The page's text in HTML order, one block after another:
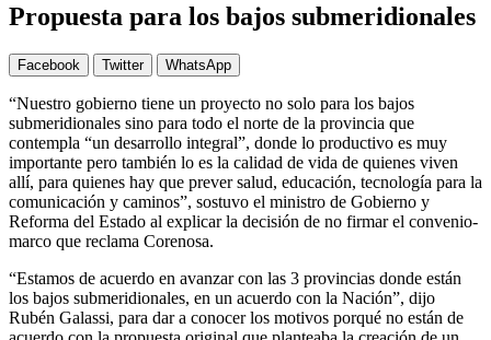
Propuesta para los bajos submeridionales
Facebook Twitter WhatsApp
“Nuestro gobierno tiene un proyecto no solo para los bajos
submeridionales sino para todo el norte de la provincia que
contempla “un desarrollo integral”, donde lo productivo es muy
importante pero también lo es la calidad de vida de quienes viven
allí, para quienes hay que prever salud, educación, tecnología para la
comunicación y caminos”, sostuvo el ministro de Gobierno y
Reforma del Estado al explicar la decisión de no firmar el convenio-
marco que reclama Corenosa.
“Estamos de acuerdo en avanzar con las 3 provincias donde están
los bajos submeridionales, en un acuerdo con la Nación”, dijo
Rubén Galassi, para dar a conocer los motivos porqué no están de